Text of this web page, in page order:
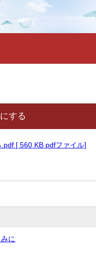
する
[ 560 KB pdfファイル]
に